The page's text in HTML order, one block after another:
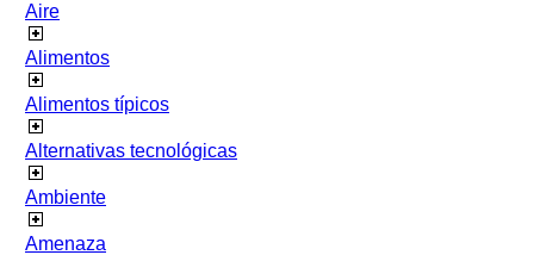
Aire
Alimentos
Alimentos típicos
Alternativas tecnológicas
Ambiente
Amenaza